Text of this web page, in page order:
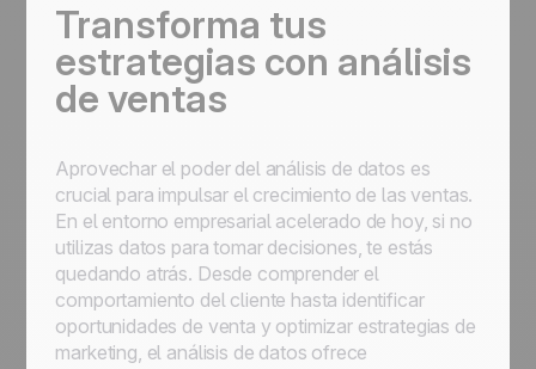
Transforma tus
estrategias con análisis
de ventas
Aprovechar el poder del análisis de datos es
crucial para impulsar el crecimiento de las ventas.
En el entorno empresarial acelerado de hoy, si no
utilizas datos para tomar decisiones, te estás
quedando atrás. Desde comprender el
comportamiento del cliente hasta identificar
oportunidades de venta y optimizar estrategias de
marketing, el análisis de datos ofrece